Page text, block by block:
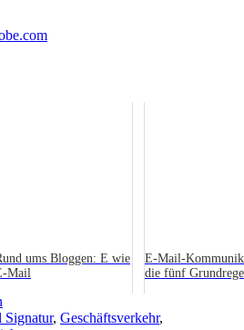
ums Bloggen: E wie
Mail
E-Mail-
die fünf
Signatur, Geschäftsverkehr,